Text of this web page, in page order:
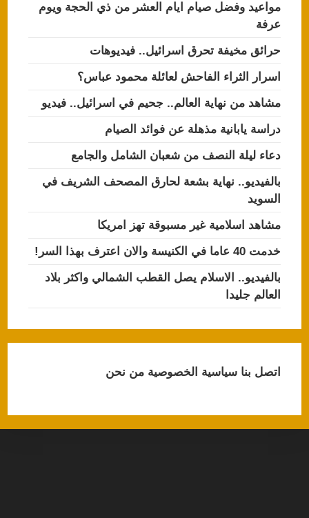
مواعيد وفضل صيام ايام العشر من ذي الحجة ويوم
عرفة
حرائق مخيفة تحرق اسرائيل.. فيديوهات
اسرار الثراء الفاحش لعائلة محمود عباس؟
مشاهد من نهاية العالم.. جحيم في اسرائيل.. فيديو
دراسة يابانية مذهلة عن فوائد الصيام
دعاء ليلة النصف من شعبان الشامل والجامع
بالفيديو.. نهاية بشعة لحارق المصحف الشريف في
السويد
مشاهد اسلامية غير مسبوقة تهز امريكا
خدمت 40 عاما في الكنيسة والان اعترف بهذا السر!
بالفيديو.. الاسلام يصل القطب الشمالي واكثر بلاد
العالم جليدا
اتصل بناسياسية الخصوصيةمن نحن